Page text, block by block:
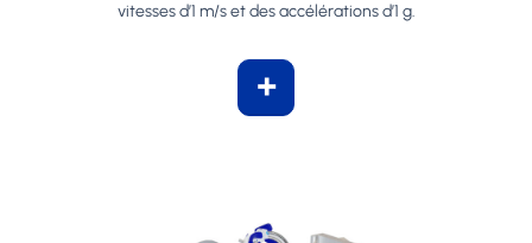
vitesses d’1 m/s et des accélérations d’1 g.
+